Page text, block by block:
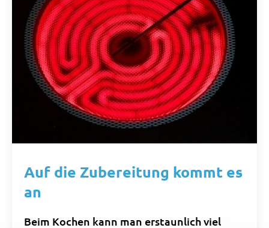
Auf die Zubereitung kommt es
an
Beim Kochen kann man erstaunlich viel